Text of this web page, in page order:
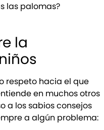
las palomas?
la
respeto hacia el que
en muchos otros
a los sabios consejos
a algún problema: